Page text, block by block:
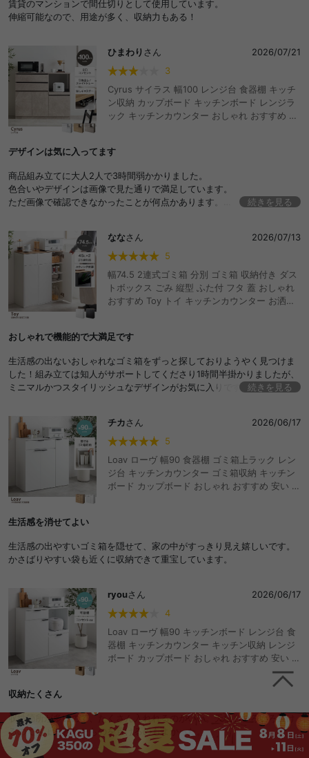
天板拡張 左右設置可能 木製 木目 ダストボック
ス 台所 扉収納 扉付き 家電 炊飯器 バーカウン
賃貸のマンションで間仕切りとして使用しています。
伸縮可能なので、用途が多く、収納力もある！
ひまわり さん
2026/07/21
3
Cyrus サイラス 幅100 レンジ台 食器棚 キッチ
ン収納 カップボード キッチンボード レンジラ
ック キッチンカウンター おしゃれ おすすめ 安
一人暮らし 二人 ワンルーム 同棲 扉付き 家電
デザインは気に入ってます
商品組み立てに大人2人で3時間弱かかりました。
色合いやデザインは画像で見た通りで満足しています。
ただ画像で確認できなかったことが何点かあります。
できません。
また3箇所ある引き出しと開き戸は上に1.5センチほどの隙間(開閉のため
の隙間です)があります。
後は開き戸の金具も自分で付けるので、調整が難しいことでしょうか。
(私の技術ではガタ付きがあります…)
デザインと色合い、あと隠しキャスターが付いてる点は気に入っていま
すが、実物を見ないで買うことの難しさを感じました。
続きを見る
ななさん
2026/07/13
5
幅74.5 2連式ゴミ箱 分別 ゴミ箱 収納付き ダス
トボックス ごみ 縦型 ふた付 フタ 蓋 おしゃれ
おすすめ Toy トイ キッチンカウンター お洒落
薄型 スリム コンパクト 大容量 見えない 可動棚
下 レンジラック ボード ペールカウンター 一人
暮らし 洗面所 台所 安い
おしゃれで機能的で大満足です
生活感の出ないおしゃれなゴミ箱をずっと探しておりようやく見つけま
した！組み立ては知人がサポートしてくださり1時間半掛かりましたが、
ミニマルかつスタイリッシュなデザインがお気に入りです。もう少しス
続きを見る
チカさん
2026/06/17
5
Loav ローヴ 幅90 食器棚 ゴミ箱上ラック レン
ジ台 キッチンカウンター ゴミ箱収納 キッチン
ボード カップボード おしゃれ おすすめ 安い 隠
生活感を消せてよい
生活感の出やすいゴミ箱を隠せて、家の中がすっきり見え嬉しいです。
かさばりやすい袋も近くに収納できて重宝しています。
ryouさん
2026/06/17
4
Loav ローヴ 幅90 キッチンボード レンジ台 食
器棚 キッチンカウンター キッチン収納 レンジ
ボード カップボード おしゃれ おすすめ 安い ロ
ータイプ コンセント付き 大容量 大型レンジ対
応 一人暮らし 作業台 引き出し スライド棚 スラ
ンセント キャビネット
収納たくさん
収納箇所が多いので、たくさん入れれるのがいい。天板もいろいろ置け
るのでちょっとしたものを置けるのもよかった。